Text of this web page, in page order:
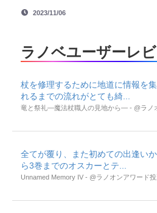
2023/11/06
ラノベユーザーレ
杖を修理するために地道に情報を
れるまでの流れがとても綺...
竜と祭礼―魔法杖職人の見地から― - @ラノ
全てが覆り、また初めての出逢い
ら3巻までのオスカーとテ...
Unnamed Memory IV - @ラノオンアワード